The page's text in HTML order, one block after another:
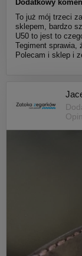
Dodatkowy
To już mój trzeci
sklepem, bardzo
U50 to jest to
Tegiment sprawia,
Polecam i sklep i